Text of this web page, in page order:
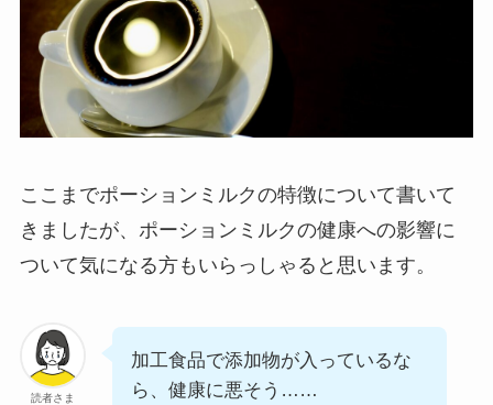
ここまでポーションミルクの特徴について書いて
きましたが、ポーションミルクの健康への影響に
ついて気になる方もいらっしゃると思います。
読者さま
加工食品で添加物が入っているな
ら、健康に悪そう……